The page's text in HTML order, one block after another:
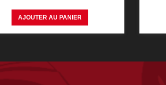
AJOUTER AU PANIER